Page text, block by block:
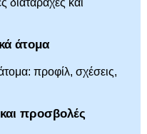
διαταραχές και
άτομα
προφίλ, σχέσεις,
και προσβολές